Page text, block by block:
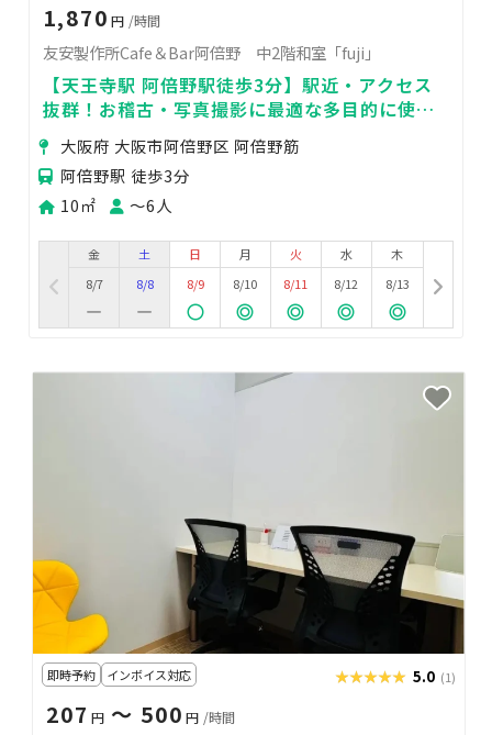
1,870 円 /時間
友安製作所Cafe＆Bar阿倍野 中2階和室「fuji」
【天王寺駅 阿倍野駅徒歩3分】駅近・アクセス
抜群！お稽古・写真撮影に最適な多目的に使え
る和空間✨
大阪府 大阪市阿倍野区 阿倍野筋
阿倍野駅 徒歩3分
10㎡
〜6人
金
8/7
土
8/8
日
8/9
月
8/10
火
8/11
水
8/12
木
8/13
即時予約 インボイス対応 ★★★★★
★★★★★ 5.0 (1)
207 円〜 500 円 /時間